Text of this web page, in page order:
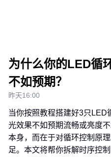
为什么你的LED循
不如预期？
昨天16:00
当你按照教程搭建好3只LED
光效果不如预期流畅或亮度
本身，而在于对循环控制原
足。本文将帮你拆解时序控